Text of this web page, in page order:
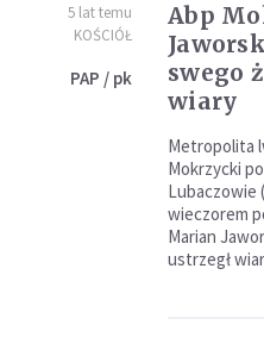
5 lat temu
KOŚCIÓŁ
PAP / pk
Abp
swego
wiary
Metropolita
Mokrzycki
Lubaczowie
wieczorem
Marian
ustrzegł